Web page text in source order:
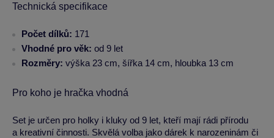
Technická specifikace
Počet dílků: 171
Vhodné pro věk: od 9 let
Rozměry: výška 23 cm, šířka 14 cm, hloubka 13 cm
Pro koho je hračka vhodná
Set je určen pro holky i kluky od 9 let, kteří mají rádi přírodu
a kreativní činnosti. Skvělá volba jako dárek k narozeninám či